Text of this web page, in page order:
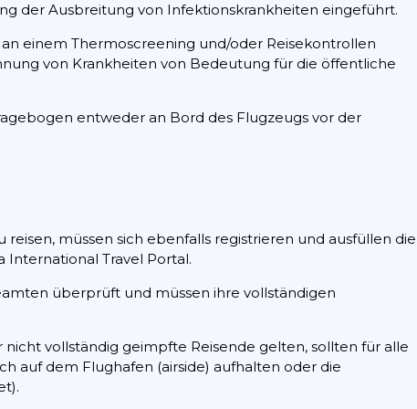
der Ausbreitung von Infektionskrankheiten eingeführt.
einem Thermoscreening und/oder Reisekontrollen
von Krankheiten von Bedeutung für die öffentliche
entweder an Bord des Flugzeugs vor der
reisen, müssen sich ebenfalls registrieren und ausfüllen die
International Travel Portal.
überprüft und müssen ihre vollständigen
vollständig geimpfte Reisende gelten, sollten für alle
auf dem Flughafen (airside) aufhalten oder die